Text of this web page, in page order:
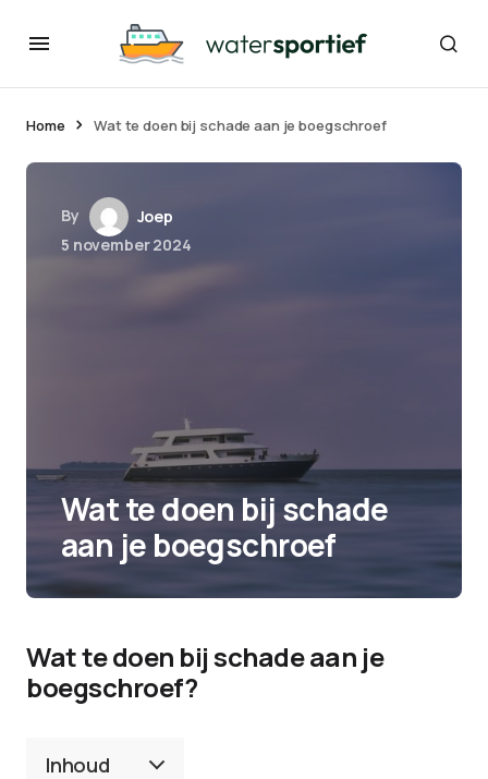
Home Wat te doen bij schade aan je boegschroef
By
Joep
5 november 2024
Wat te doen bij schade
aan je boegschroef
Wat te doen bij schade aan je
boegschroef?
Inhoud